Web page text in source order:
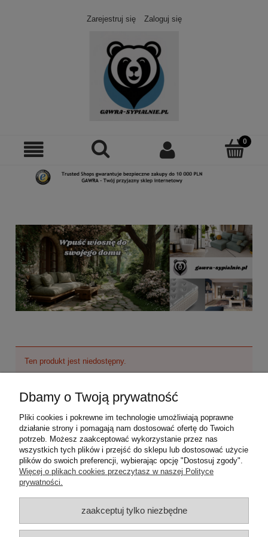
Zarejestruj się Zaloguj się
Ten produkt jest niedostępny.
O nas
Moje konto
Płatności i dostawa
Pomoc
Dbamy o Twoją prywatność
Pliki cookies i pokrewne im technologie umożliwiają poprawne
działanie strony i pomagają nam dostosować ofertę do Twoich
potrzeb. Możesz zaakceptować wykorzystanie przez nas
wszystkich tych plików i przejść do sklepu lub dostosować użycie
plików do swoich preferencji, wybierając opcję "Dostosuj zgody".
Więcej o plikach cookies przeczytasz w naszej Polityce
prywatności.
zaakceptuj tylko niezbędne